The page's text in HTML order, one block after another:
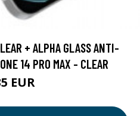
+ ALPHA GLASS ANTI-
14 PRO MAX - CLEAR
EUR